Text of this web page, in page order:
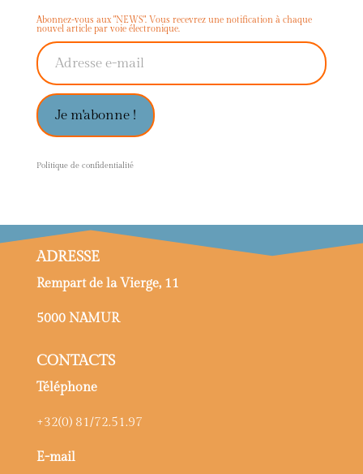
Abonnez-vous aux "NEWS". Vous recevrez une notification à chaque
nouvel article par voie électronique.
Je m'abonne !
Politique de confidentialité
ADRESSE
Rempart de la Vierge, 11
5000 NAMUR
CONTACTS
Téléphone
+32(0) 81/72.51.97
E-mail